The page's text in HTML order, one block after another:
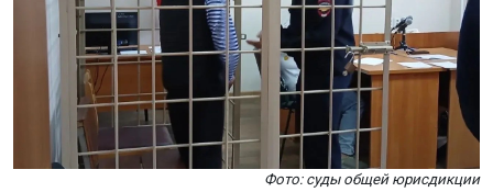
Фото: суды общей юрисдикции